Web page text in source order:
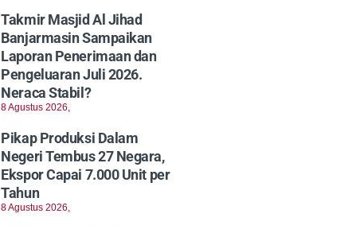
Takmir Masjid Al Jihad
Banjarmasin Sampaikan
Laporan Penerimaan dan
Pengeluaran Juli 2026.
Neraca Stabil?
8 Agustus 2026,
Pikap Produksi Dalam
Negeri Tembus 27 Negara,
Ekspor Capai 7.000 Unit per
Tahun
8 Agustus 2026,